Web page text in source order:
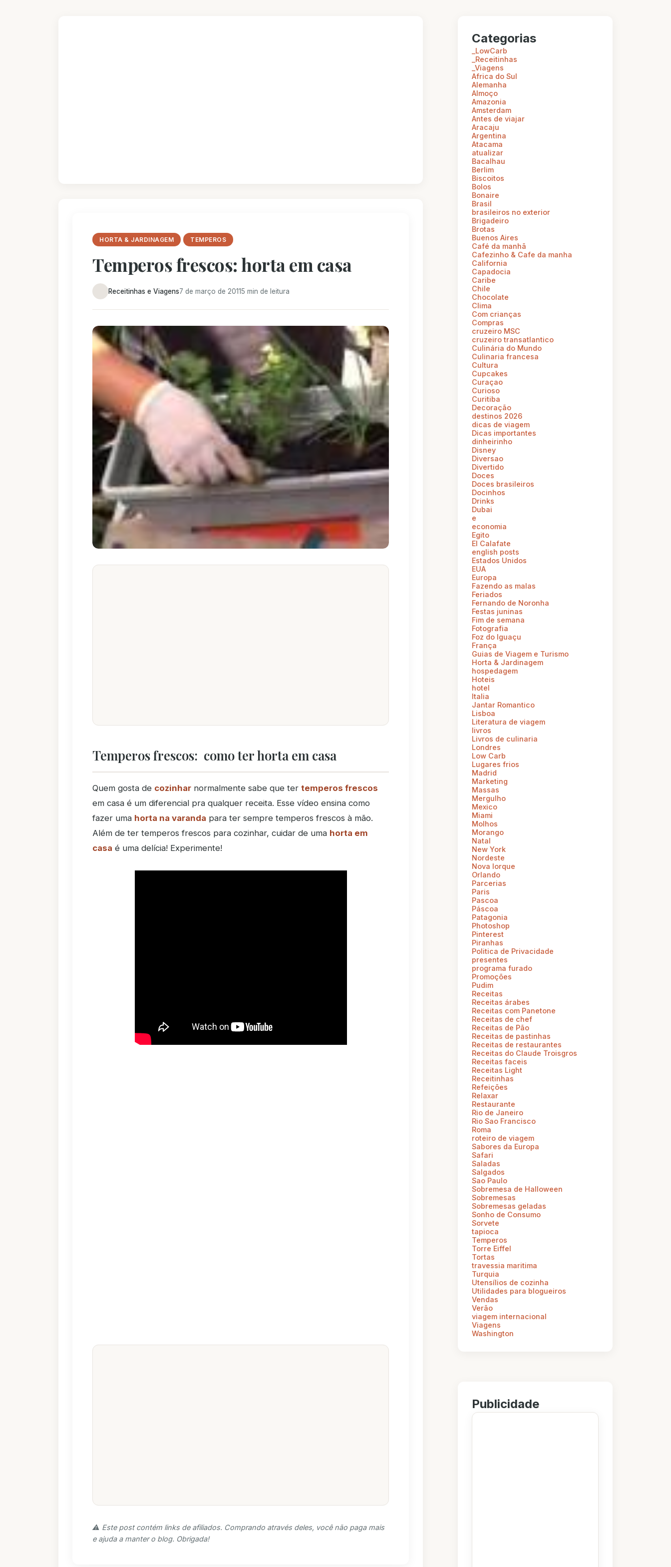
HORTA & JARDINAGEM TEMPEROS
Temperos frescos: horta em casa
Receitinhas e Viagens7 de março de 20115 min de leitura
Temperos frescos: como ter horta em casa
Quem gosta de cozinhar normalmente sabe que ter temperos frescos
em casa é um diferencial pra qualquer receita. Esse vídeo ensina como
fazer uma horta na varanda para ter sempre temperos frescos à mão.
Além de ter temperos frescos para cozinhar, cuidar de uma horta em
casa é uma delícia! Experimente!
⚠️ Este post contém links de afiliados. Comprando através deles, você não paga mais
e ajuda a manter o blog. Obrigada!
Categorias
_LowCarb
_Receitinhas
_Viagens
Africa do Sul
Alemanha
Almoço
Amazonia
Amsterdam
Antes de viajar
Aracaju
Argentina
Atacama
atualizar
Bacalhau
Berlim
Biscoitos
Bolos
Bonaire
Brasil
brasileiros no exterior
Brigadeiro
Brotas
Buenos Aires
Café da manhã
Cafezinho & Cafe da manha
California
Capadocia
Caribe
Chile
Chocolate
Clima
Com crianças
Compras
cruzeiro MSC
cruzeiro transatlantico
Culinária do Mundo
Culinaria francesa
Cultura
Cupcakes
Curaçao
Curioso
Curitiba
Decoração
destinos 2026
dicas de viagem
Dicas importantes
dinheirinho
Disney
Diversao
Divertido
Doces
Doces brasileiros
Docinhos
Drinks
Dubai
e
economia
Egito
El Calafate
english posts
Estados Unidos
EUA
Europa
Fazendo as malas
Feriados
Fernando de Noronha
Festas juninas
Fim de semana
Fotografia
Foz do Iguaçu
França
Guias de Viagem e Turismo
Horta & Jardinagem
hospedagem
Hoteis
hotel
Italia
Jantar Romantico
Lisboa
Literatura de viagem
livros
Livros de culinaria
Londres
Low Carb
Lugares frios
Madrid
Marketing
Massas
Mergulho
Mexico
Miami
Molhos
Morango
Natal
New York
Nordeste
Nova Iorque
Orlando
Parcerias
Paris
Pascoa
Páscoa
Patagonia
Photoshop
Pinterest
Piranhas
Politica de Privacidade
presentes
programa furado
Promoções
Pudim
Receitas
Receitas árabes
Receitas com Panetone
Receitas de chef
Receitas de Pão
Receitas de pastinhas
Receitas de restaurantes
Receitas do Claude Troisgros
Receitas faceis
Receitas Light
Receitinhas
Refeições
Relaxar
Restaurante
Rio de Janeiro
Rio Sao Francisco
Roma
roteiro de viagem
Sabores da Europa
Safari
Saladas
Salgados
Sao Paulo
Sobremesa de Halloween
Sobremesas
Sobremesas geladas
Sonho de Consumo
Sorvete
tapioca
Temperos
Torre Eiffel
Tortas
travessia maritima
Turquia
Utensílios de cozinha
Utilidades para blogueiros
Vendas
Verão
viagem internacional
Viagens
Washington
Publicidade